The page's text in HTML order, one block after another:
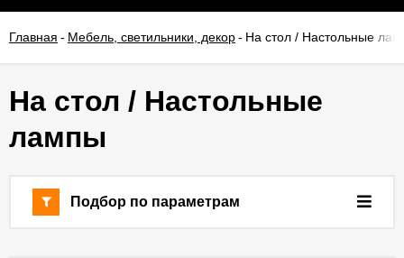
О
Главная - Мебель, светильники, декор- На стол / Настольные
На стол / Настольные
лампы
Подбор по параметрам